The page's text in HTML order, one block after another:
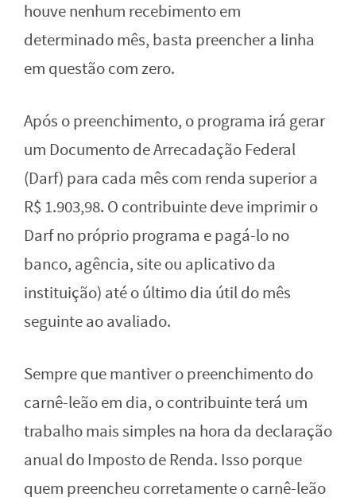
houve nenhum recebimento em
determinado mês, basta preencher a linha
em questão com zero.
Após o preenchimento, o programa irá gerar
um Documento de Arrecadação Federal
(Darf) para cada mês com renda superior a
R$ 1.903,98. O contribuinte deve imprimir o
Darf no próprio programa e pagá-lo no
banco, agência, site ou aplicativo da
instituição) até o último dia útil do mês
seguinte ao avaliado.
Sempre que mantiver o preenchimento do
carnê-leão em dia, o contribuinte terá um
trabalho mais simples na hora da declaração
anual do Imposto de Renda. Isso porque
quem preencheu corretamente o carnê-leão